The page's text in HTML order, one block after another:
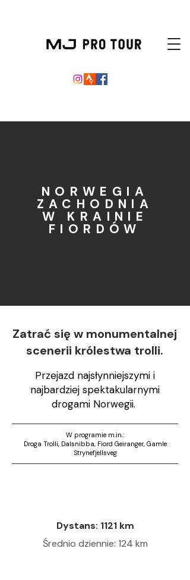
NORWEGIA
ZACHODNIA
W KRAINIE
FIORDÓW
Zatrać się w monumentalnej
scenerii królestwa trolli.
Przejazd najsłynniejszymi i
najbardziej spektakularnymi
drogami Norwegii.
W programie m.in.:
Droga Trolli, Dalsnibba, Fiord Geiranger, Gamle
Strynefjellsveg
Dystans: 1121 km
Średnio dziennie: 124 km